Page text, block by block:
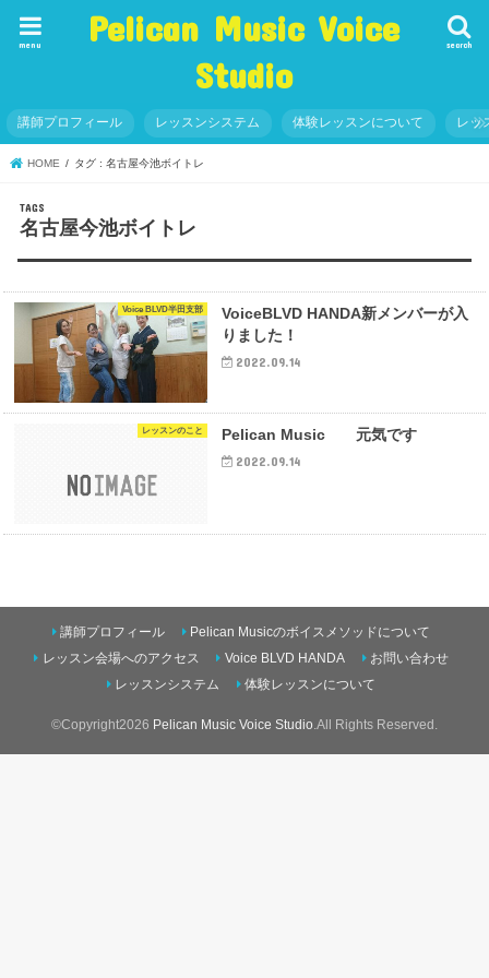
Pelican Music Voice
Studio
search
menu
講師プロフィール レッスンシステム 体験レッスンについて レッ
HOME タグ : 名古屋今池ボイトレ
名古屋今池ボイトレ
Voice BLVD半田支部
VoiceBLVD HANDA新メンバーが入
りました！
2022.09.14
レッスンのこと Pelican Music 元気です
2022.09.14
講師プロフィール
Pelican Musicのボイスメソッドについて
レッスン会場へのアクセス
Voice BLVD HANDA
お問い合わせ
レッスンシステム
体験レッスンについて
©Copyright2026 Pelican Music Voice Studio.All Rights Reserved.